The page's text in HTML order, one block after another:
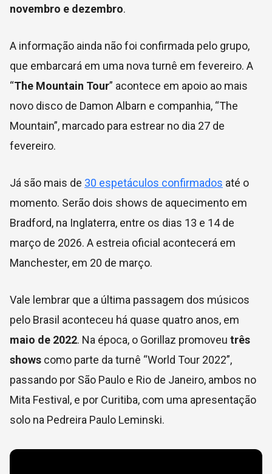
novembro e dezembro.
A informação ainda não foi confirmada pelo grupo,
que embarcará em uma nova turnê em fevereiro. A
“The Mountain Tour” acontece em apoio ao mais
novo disco de Damon Albarn e companhia, “The
Mountain”, marcado para estrear no dia 27 de
fevereiro.
Já são mais de 30 espetáculos confirmados até o
momento. Serão dois shows de aquecimento em
Bradford, na Inglaterra, entre os dias 13 e 14 de
março de 2026. A estreia oficial acontecerá em
Manchester, em 20 de março.
Vale lembrar que a última passagem dos músicos
pelo Brasil aconteceu há quase quatro anos, em
maio de 2022. Na época, o Gorillaz promoveu três
shows como parte da turnê “World Tour 2022”,
passando por São Paulo e Rio de Janeiro, ambos no
Mita Festival, e por Curitiba, com uma apresentação
solo na Pedreira Paulo Leminski.